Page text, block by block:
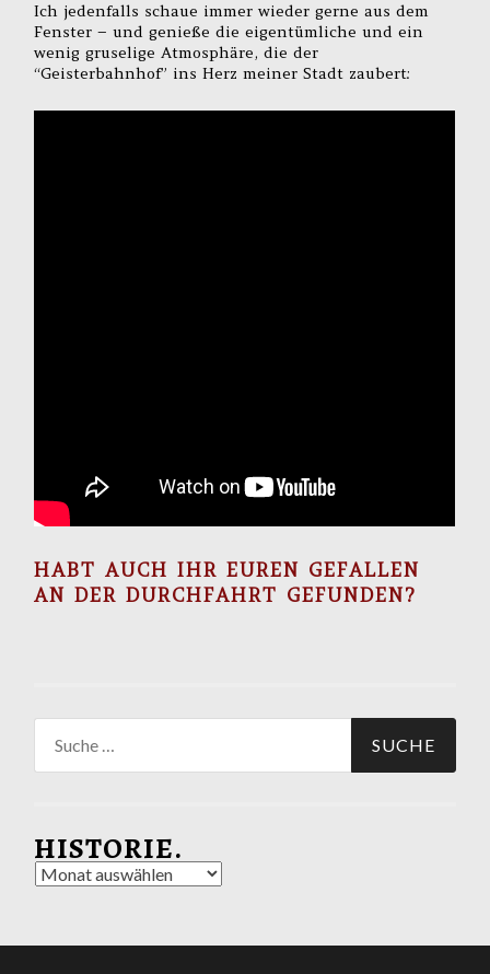
Ich jedenfalls schaue immer wieder gerne aus dem
Fenster – und genieße die eigentümliche und ein
wenig gruselige Atmosphäre, die der
“Geisterbahnhof” ins Herz meiner Stadt zaubert:
HABT AUCH IHR EUREN GEFALLEN
AN DER DURCHFAHRT GEFUNDEN?
nach:
HISTORIE.
Historie.